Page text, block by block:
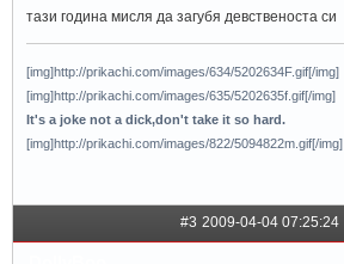
тази година мисля да загубя девственоста си
[img]http://prikachi.com/images/634/5202634F.gif[/img]
[img]http://prikachi.com/images/635/5202635f.gif[/img]
It's a joke not a dick,don't take it so hard.
[img]http://prikachi.com/images/822/5094822m.gif[/img]
#3 2009-04-04 07:25:24